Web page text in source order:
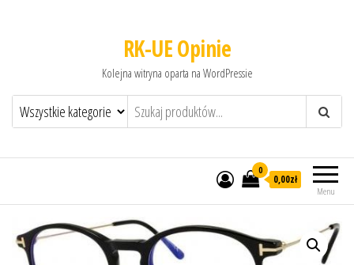
RK-UE Opinie
Kolejna witryna oparta na WordPressie
Menu
0
0,00zł